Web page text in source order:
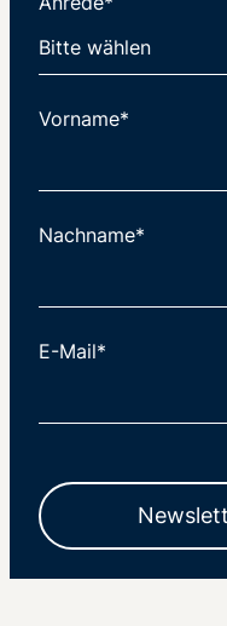
Vorname*
Nachname*
E-Mail*